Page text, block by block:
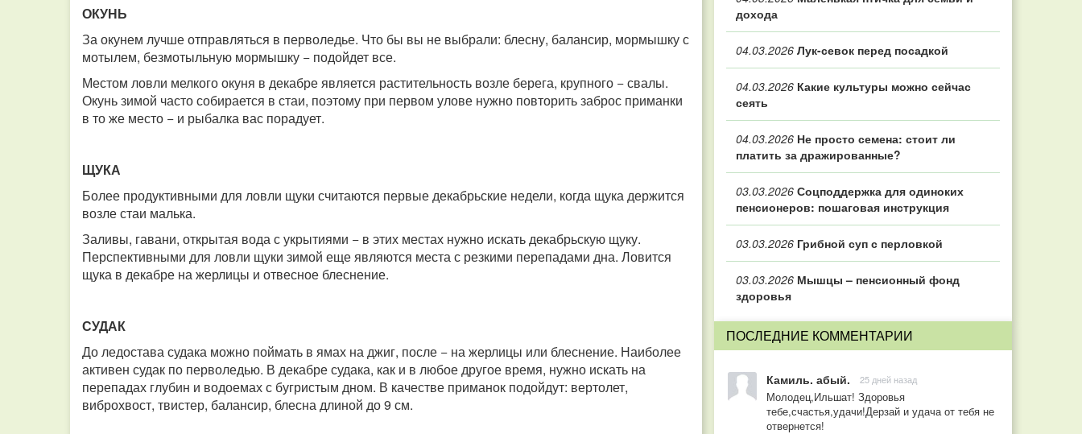
ОКУНЬ
За окунем лучше отправляться в перволедье. Что бы вы не выбрали: блесну, балансир, мормышку с
мотылем, безмотыльную мормышку − подойдет все.
Местом ловли мелкого окуня в декабре является растительность возле берега, крупного − свалы.
Окунь зимой часто собирается в стаи, поэтому при первом улове нужно повторить заброс приманки
в то же место − и рыбалка вас порадует.
ЩУКА
Более продуктивными для ловли щуки считаются первые декабрьские недели, когда щука держится
возле стаи малька.
Заливы, гавани, открытая вода с укрытиями − в этих местах нужно искать декабрьскую щуку.
Перспективными для ловли щуки зимой еще являются места с резкими перепадами дна. Ловится
щука в декабре на жерлицы и отвесное блеснение.
СУДАК
До ледостава судака можно поймать в ямах на джиг, после − на жерлицы или блеснение. Наиболее
активен судак по перволедью. В декабре судака, как и в любое другое время, нужно искать на
перепадах глубин и водоемах с бугристым дном. В качестве приманок подойдут: вертолет,
виброхвост, твистер, балансир, блесна длиной до 9 см.
дохода
04.03.2026 Лук-севок перед посадкой
04.03.2026 Какие культуры можно сейчас
сеять
04.03.2026 Не просто семена: стоит ли
платить за дражированные?
03.03.2026 Соцподдержка для одиноких
пенсионеров: пошаговая инструкция
03.03.2026 Грибной суп с перловкой
03.03.2026 Мышцы – пенсионный фонд
здоровья
ПОСЛЕДНИЕ КОММЕНТАРИИ
Камиль. абый. 25 дней назад
Молодец,Ильшат! Здоровья
тебе,счастья,удачи!Дерзай и удача от тебя не
отвернется!